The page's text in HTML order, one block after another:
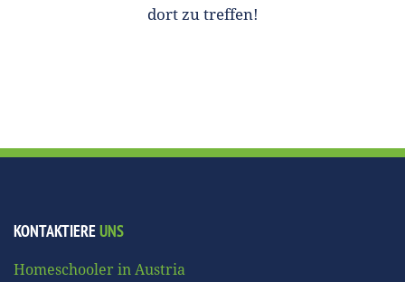
dort zu treffen!
KONTAKTIEREUNS
Homeschooler in Austria